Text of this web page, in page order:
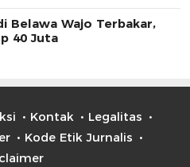
Belawa Wajo Terbakar,
40 Juta
Kontak
Legalitas
Kode Etik Jurnalis